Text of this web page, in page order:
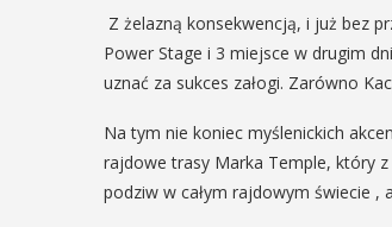
Z żelazną konsekwencją, i już bez
Power Stage i 3 miejsce w drugim
uznać za sukces załogi. Zarówno
Na tym nie koniec myślenickich
rajdowe trasy Marka Temple, który
podziw w całym rajdowym świecie ,
i
będą